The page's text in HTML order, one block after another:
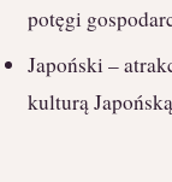
potęgi
Japoński –
kulturą